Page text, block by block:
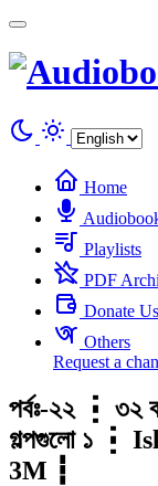
Home
Playlists
PDF
Donate Us
Others
Request a
পর্বঃ-২২ ┇ ৩২
গল্পগুলো ১ ┇
3M ┇